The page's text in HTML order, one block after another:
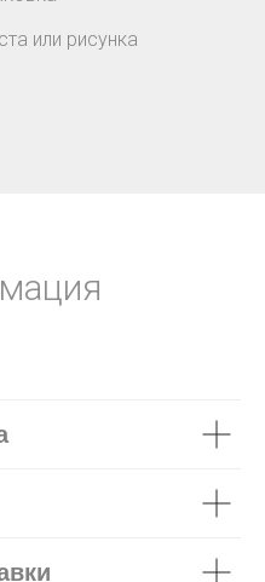
или рисунка